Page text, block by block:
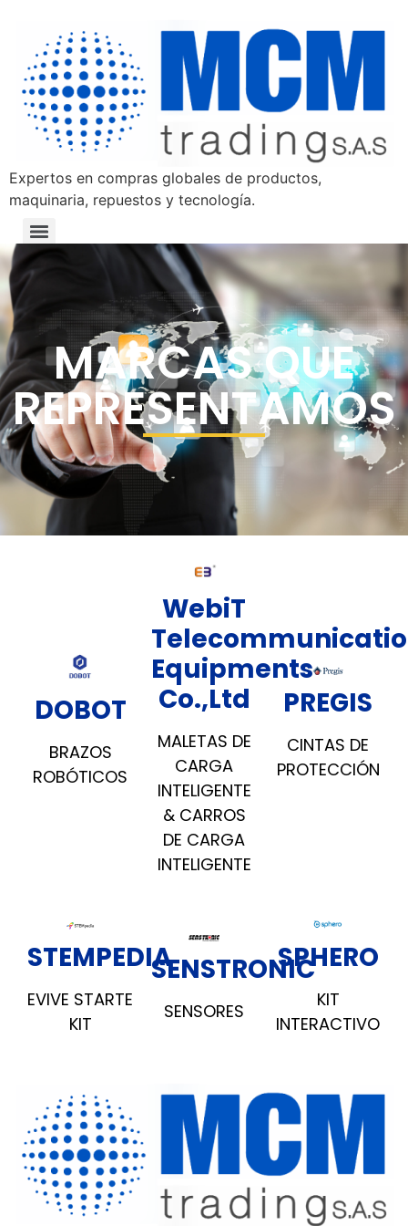
Expertos en compras globales de productos,
maquinaria, repuestos y tecnología.
MARCAS QUE
REPRESENTAMOS
DOBOT
BRAZOS
ROBÓTICOS
WebiT
Equipments
Co.,Ltd
MALETAS DE
CARGA
INTELIGENTE
& CARROS
DE CARGA
INTELIGENTE
PREGIS
CINTAS DE
PROTECCIÓN
STEMPEDIA
EVIVE STARTE
KIT
SENSTRONIC
SENSORES
SPHERO
KIT
INTERACTIVO